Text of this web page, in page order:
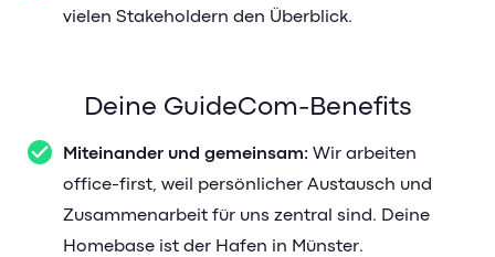
vielen Stakeholdern den Überblick.
Deine GuideCom-Benefits
Miteinander und gemeinsam: Wir arbeiten
office-first, weil persönlicher Austausch und
Zusammenarbeit für uns zentral sind. Deine
Homebase ist der Hafen in Münster.